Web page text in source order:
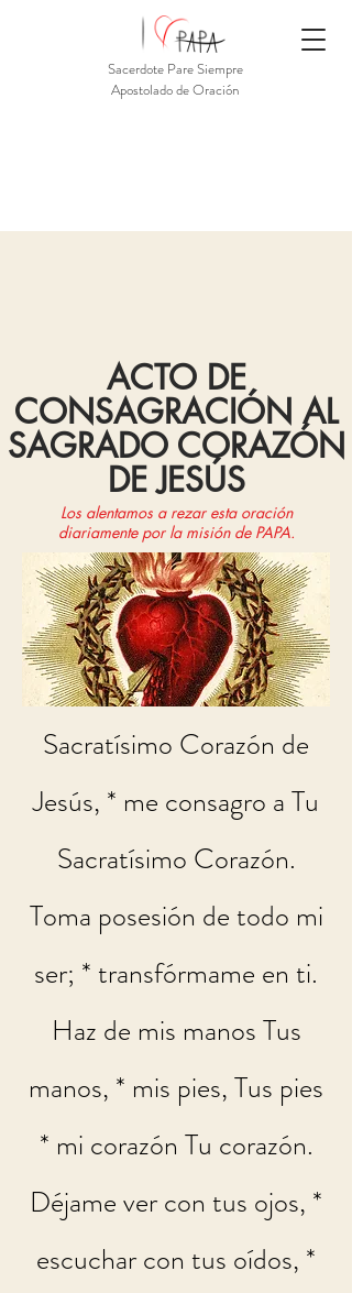
Sacerdote Pare Siempre
Apostolado de Oración
ACTO DE
CONSAGRACIÓN AL
SAGRADO CORAZÓN
DE JESÚS
Los alentamos a rezar esta oración
diariamente por la misión de PAPA.
Sacratísimo Corazón de
Jesús, * me consagro a Tu
Sacratísimo Corazón.
Toma posesión de todo mi
ser; * transfórmame en ti.
Haz de mis manos Tus
manos, * mis pies, Tus pies
* mi corazón Tu corazón.
Déjame ver con tus ojos, *
escuchar con tus oídos, *